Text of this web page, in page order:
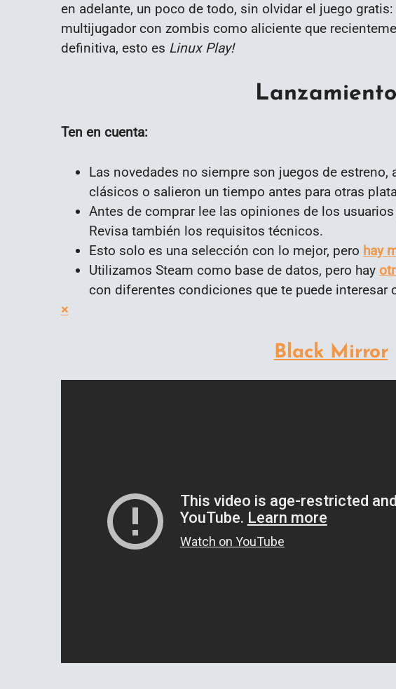
en adelante, un poco de todo, sin olvidar el juego gratis:
multijugador con zombis como aliciente que
definitiva, esto es Linux Play!
Ten en cuenta:
Las novedades no siempre son juegos de estreno,
clásicos o salieron un tiempo antes para otras
Antes de comprar lee las opiniones de los
Revisa también los requisitos técnicos.
Esto solo es una selección con lo mejor, pero hay
Utilizamos Steam como base de datos, pero hay
con diferentes condiciones que te puede interesar
×
Black Mirror